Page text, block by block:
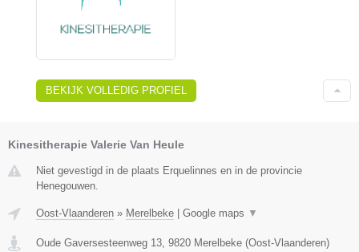
BEKIJK VOLLEDIG PROFIEL
Kinesitherapie Valerie Van Heule
Niet gevestigd in de plaats Erquelinnes en in de provincie
Henegouwen.
Oost-Vlaanderen » Merelbeke Google maps ▼
Oude Gaversesteenweg 13 9820 Merelbeke (Oost-Vlaanderen)